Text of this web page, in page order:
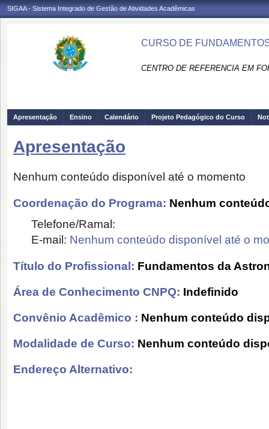
SIGAA - Sistema Integrado de Gestão de Atividades Acadêmicas
CURSO DE
CENTRO DE REFERENCIA EM
Apresentação Ensino Calendário Projeto Pedagógico do Curso
Apresentação
Nenhum conteúdo disponível até o momento
Coordenação do Programa: Nenhum
Telefone/Ramal:
E-mail: Nenhum conteúdo disponível até o
Título do Profissional: Fundamentos da
Área de Conhecimento CNPQ: Indefinido
Convênio Acadêmico : Nenhum conteúdo
Modalidade de Curso: Nenhum conteúdo
Endereço Alternativo: